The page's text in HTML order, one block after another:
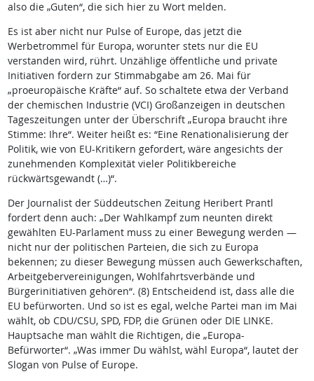
also die „Guten“, die sich hier zu Wort melden.
Es ist aber nicht nur Pulse of Europe, das jetzt die
Werbetrommel für Europa, worunter stets nur die EU
verstanden wird, rührt. Unzählige öffentliche und private
Initiativen fordern zur Stimmabgabe am 26. Mai für
„proeuropäische Kräfte“ auf. So schaltete etwa der Verband
der chemischen Industrie (VCI) Großanzeigen in deutschen
Tageszeitungen unter der Überschrift „Europa braucht ihre
Stimme: Ihre“. Weiter heißt es: “Eine Renationalisierung der
Politik, wie von EU-Kritikern gefordert, wäre angesichts der
zunehmenden Komplexität vieler Politikbereiche
rückwärtsgewandt (…)“.
Der Journalist der Süddeutschen Zeitung Heribert Prantl
fordert denn auch: „Der Wahlkampf zum neunten direkt
gewählten EU-Parlament muss zu einer Bewegung werden —
nicht nur der politischen Parteien, die sich zu Europa
bekennen; zu dieser Bewegung müssen auch Gewerkschaften,
Arbeitgebervereinigungen, Wohlfahrtsverbände und
Bürgerinitiativen gehören“. (8) Entscheidend ist, dass alle die
EU befürworten. Und so ist es egal, welche Partei man im Mai
wählt, ob CDU/CSU, SPD, FDP, die Grünen oder DIE LINKE.
Hauptsache man wählt die Richtigen, die „Europa-
Befürworter“. „Was immer Du wählst, wähl Europa“, lautet der
Slogan von Pulse of Europe.